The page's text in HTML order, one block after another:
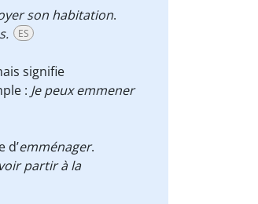
son habitation.
ES
signifie
: Je peux emmener
d’emménager.
partir à la